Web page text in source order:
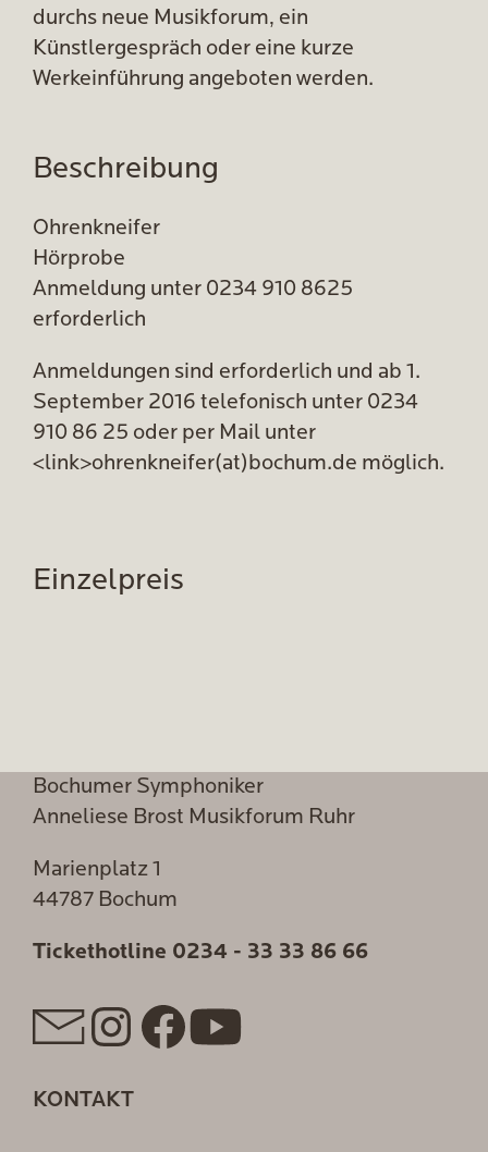
durchs neue Musikforum, ein
Künstlergespräch oder eine kurze
Werkeinführung angeboten werden.
Beschreibung
Ohrenkneifer
Hörprobe
Anmeldung unter 0234 910 8625
erforderlich
Anmeldungen sind erforderlich und ab 1.
September 2016 telefonisch unter 0234
910 86 25 oder per Mail unter
<link>ohrenkneifer(at)bochum.de möglich.
Einzelpreis
Bochumer Symphoniker
Anneliese Brost Musikforum Ruhr
Marienplatz 1
44787 Bochum
Tickethotline 0234 - 33 33 86 66
KONTAKT